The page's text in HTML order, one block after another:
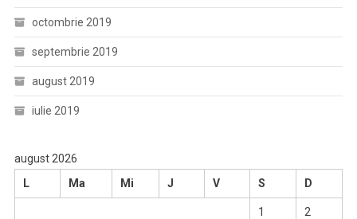
octombrie 2019
septembrie 2019
august 2019
iulie 2019
august 2026
L
Ma Mi J V S D
1 2